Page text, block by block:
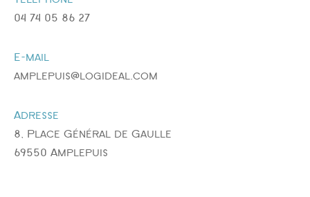
04 74 05 86 27
E-mail
amplepuis@logideal.com
Adresse
8, Place Général de Gaulle
69550 Amplepuis